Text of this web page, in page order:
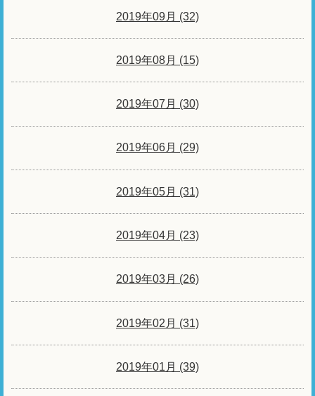
2019年09月 (32)
2019年08月 (15)
2019年07月 (30)
2019年06月 (29)
2019年05月 (31)
2019年04月 (23)
2019年03月 (26)
2019年02月 (31)
2019年01月 (39)